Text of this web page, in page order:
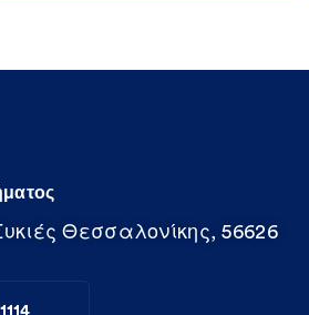
Θεσσαλονίκης, 56626